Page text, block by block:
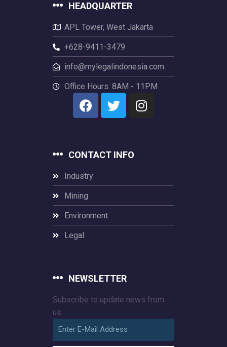
HEADQUARTER
APL Tower, West Jakarta
+628-9411-3479
info@mylegalindonesia.com
Office Hours: 8AM - 11PM
CONTACT INFO
Industry
Mining
Environment
Legal
NEWSLETTER
Subscribe to update news from
us